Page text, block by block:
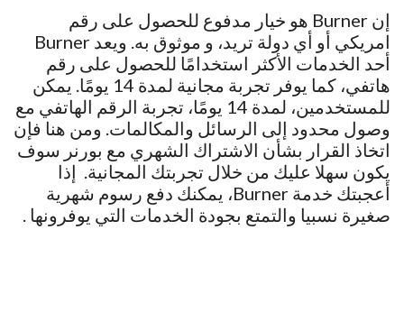
إن Burner هو خيار مدفوع للحصول على رقم
امريكي أو أي دولة تريد، و موثوق به. ويعد Burner
أحد الخدمات الأكثر استخدامًا للحصول على رقم
هاتفي، كما يوفر تجربة مجانية لمدة 14 يومًا. يمكن
للمستخدمين، لمدة 14 يومًا، تجربة الرقم الهاتفي مع
وصول محدود إلى الرسائل والمكالمات. ومن هنا فإن
اتخاذ القرار بشأن الاشتراك الشهري مع بورنر سوف
يكون سهلا عليك من خلال تجربتك المجانية. إذا
أعجبتك خدمة Burner، يمكنك دفع رسوم شهرية
صغيرة نسبيا والتمتع بجودة الخدمات التي يوفرونها .